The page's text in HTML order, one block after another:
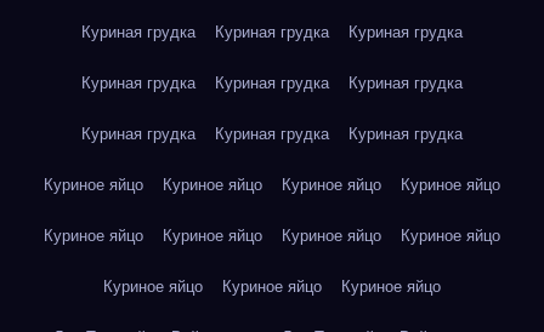
Куриная грудка Куриная грудка Куриная грудка
Куриная грудка Куриная грудка Куриная грудка
Куриная грудка Куриная грудка Куриная грудка
Куриное яйцо Куриное яйцо Куриное яйцо Куриное яйцо
Куриное яйцо Куриное яйцо Куриное яйцо Куриное яйцо
Куриное яйцо Куриное яйцо Куриное яйцо